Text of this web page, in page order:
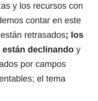
y los recursos con
contar en este
retrasados; los
declinando y
por campos
el tema